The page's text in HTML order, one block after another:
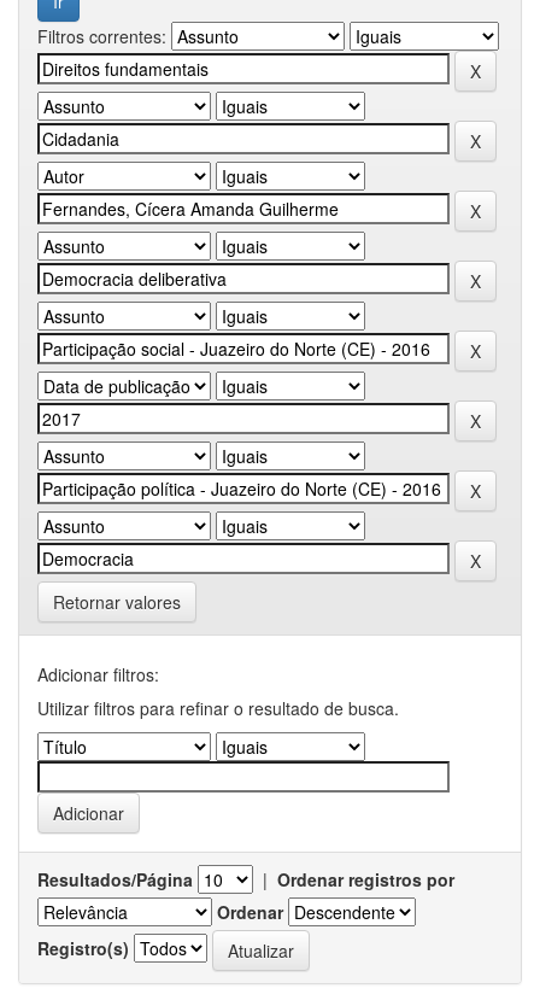
Filtros correntes:
Retornar valores
Adicionar filtros:
Utilizar filtros para refinar o resultado de busca.
Resultados/Página | Ordenar registros por
Ordenar
Registro(s)